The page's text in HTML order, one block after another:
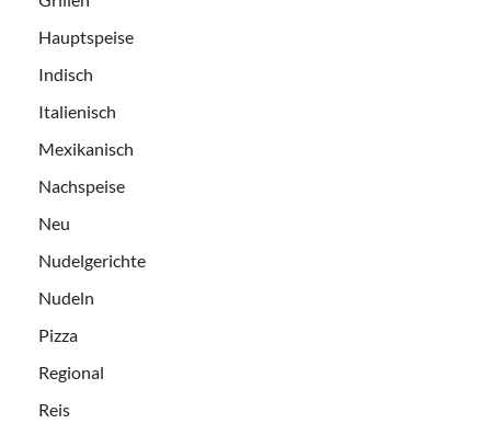
Hauptspeise
Indisch
Italienisch
Mexikanisch
Nachspeise
Neu
Nudelgerichte
Nudeln
Pizza
Regional
Reis